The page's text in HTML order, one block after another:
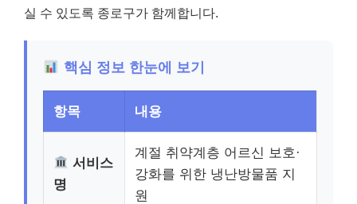
실 수 있도록 종로구가 함께합니다.
핵심 정보 한눈에 보기
항목 내용
서비스
명
계절 취약계층 어르신 보호·
강화를 위한 냉난방물품 지
원